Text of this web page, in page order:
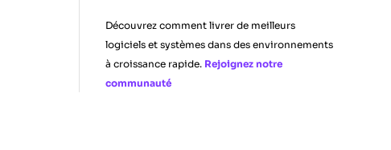
Découvrez comment livrer de meilleurs
logiciels et systèmes dans des environnements
à croissance rapide. Rejoignez notre
communauté